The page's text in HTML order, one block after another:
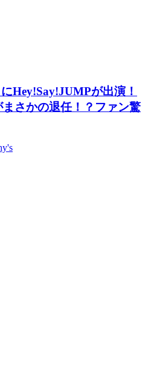
Hey!Say!JUMPが出演！
さかの退任！？ファン驚